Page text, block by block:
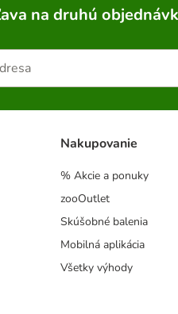
na druhú
Nakupovanie
% Akcie a ponuky
zooOutlet
Skúšobné balenia
Mobilná aplikácia
Všetky výhody